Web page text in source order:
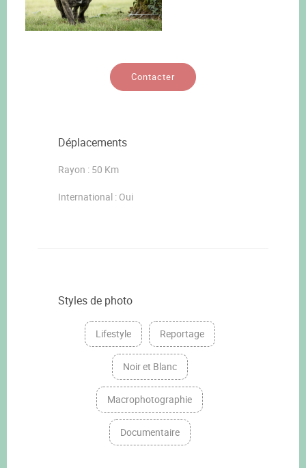
Contacter
Déplacements
Rayon : 50 Km
International : Oui
Styles de photo
Lifestyle Reportage
Noir et Blanc
Macrophotographie
Documentaire